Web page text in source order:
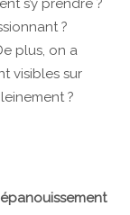
s’y prendre ?
?
plus, on a
visibles sur
?